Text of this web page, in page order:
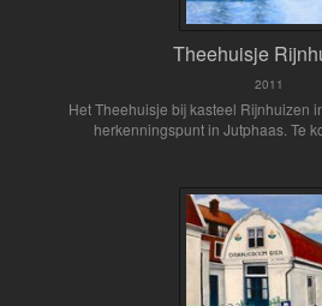
Theehuisje
2011
Het Theehuisje bij kasteel Rijnhuizen
herkenningspunt in Jutphaas. Te